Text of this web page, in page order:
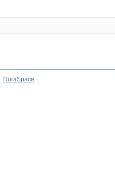
DuraSpace